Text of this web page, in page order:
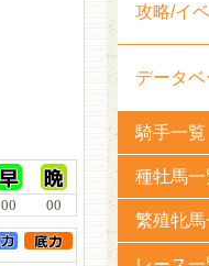
00 00
攻略/イ
データベ
騎手一覧
種牡馬一
繁殖牝馬